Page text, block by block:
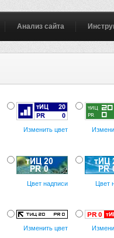
Анализ сайта
Изменить цвет
Цвет надписи Цвет
Изменить цвет